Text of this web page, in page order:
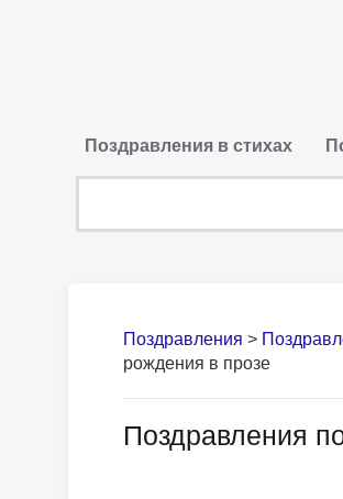
Поздравления в стихах
Поздравления >
рождения в прозе
Поздравления